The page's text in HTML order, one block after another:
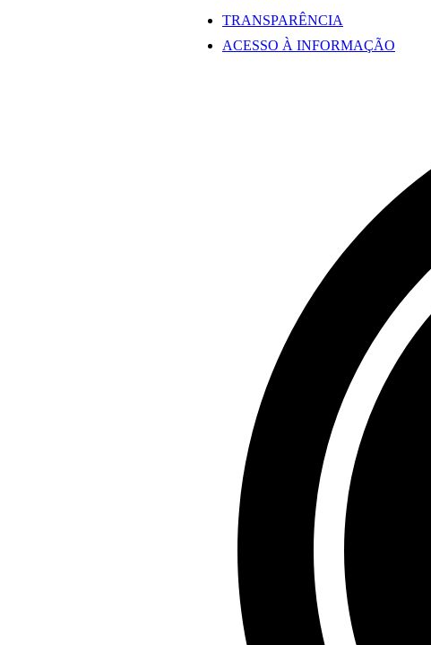
TRANSPARÊNCIA
ACESSO À INFORMAÇÃO